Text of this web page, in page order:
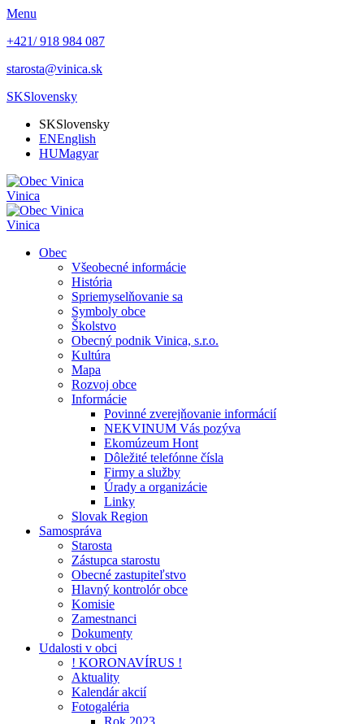
Menu
+421/ 918 984 087
starosta@vinica.sk
SKSlovensky
SKSlovensky
ENEnglish
HUMagyar
Vinica
Vinica
Obec
Všeobecné informácie
História
Spriemyselňovanie sa
Symboly obce
Školstvo
Obecný podnik Vinica, s.r.o.
Kultúra
Mapa
Rozvoj obce
Informácie
Povinné zverejňovanie informácií
NEKVINUM Vás pozýva
Ekomúzeum Hont
Dôležité telefónne čísla
Firmy a služby
Úrady a organizácie
Linky
Slovak Region
Samospráva
Starosta
Zástupca starostu
Obecné zastupiteľstvo
Hlavný kontrolór obce
Komisie
Zamestnanci
Dokumenty
Udalosti v obci
! KORONAVÍRUS !
Aktuality
Kalendár akcií
Fotogaléria
Rok 2023